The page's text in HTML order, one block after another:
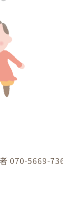
070-5669-